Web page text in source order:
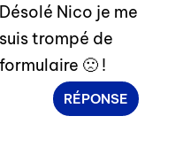
Désolé Nico je me
suis trompé de
formulaire 🙁 !
RÉPONSE